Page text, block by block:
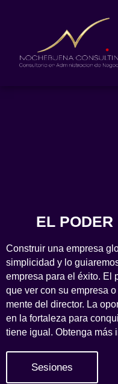
EL PODER
Construir una empresa
simplicidad y lo
empresa para el éxito. El
que ver con su empresa
mente del director. La
en la fortaleza para
tiene igual. Obtenga más
Sesiones